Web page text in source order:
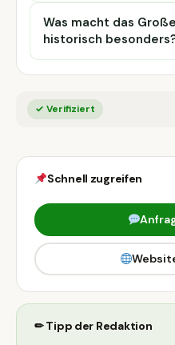
Was macht das
historisch
✓ Verifiziert
Schnell zugreifen
✏ Tipp der Redaktion